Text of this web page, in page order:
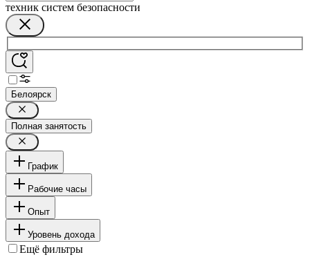
техник систем безопасности
Белоярск
Полная занятость
График
Рабочие часы
Опыт
Уровень дохода
Ещё фильтры